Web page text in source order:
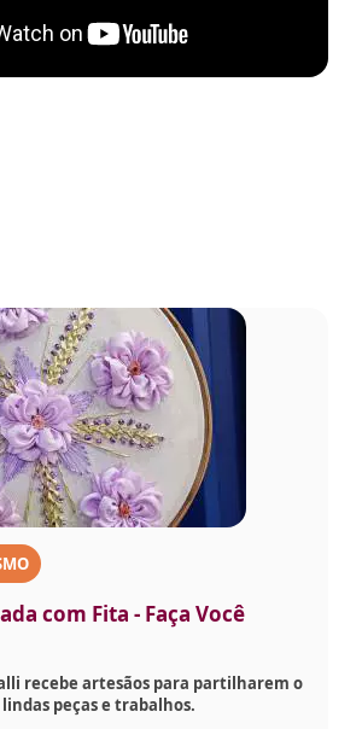
com Fita - Faça Você
recebe artesãos para partilharem o
lindas peças e trabalhos.